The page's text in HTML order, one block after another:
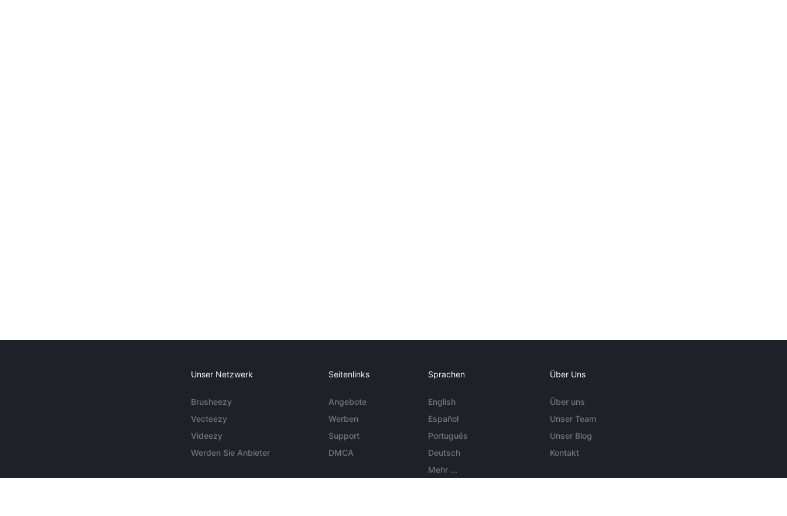
Unser Netzwerk
Brusheezy
Vecteezy
Videezy
Werden Sie Anbieter
Seitenlinks
Angebote
Werben
Support
DMCA
Sprachen
English
Español
Português
Deutsch
Mehr ...
Über Uns
Über uns
Unser Team
Unser Blog
Kontakt